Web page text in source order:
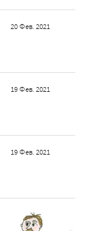
20 Фев. 2021
19 Фев. 2021
19 Фев. 2021